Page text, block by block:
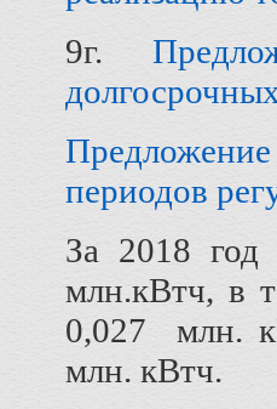
9г.
периодов
За 2018
млн.кВтч, в
0,027 млн.
млн. кВтч.